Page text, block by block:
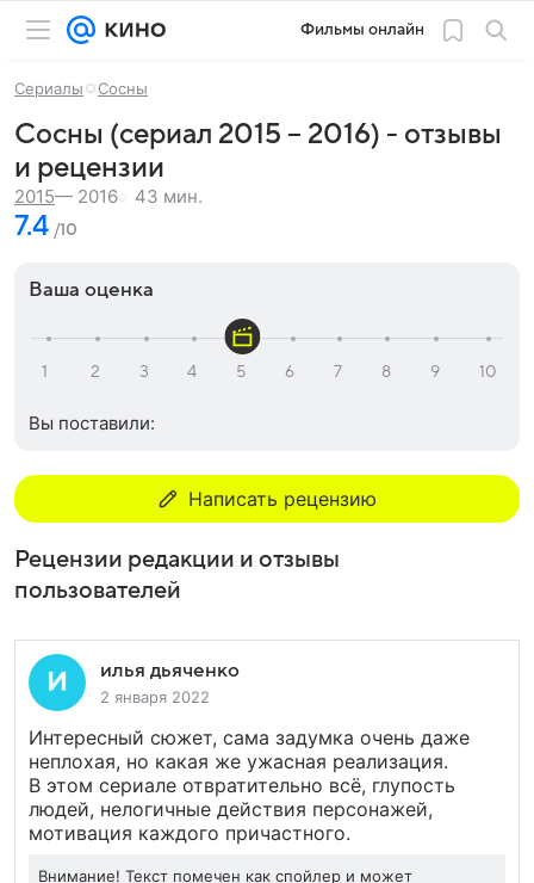
Фильмы онлайн
Сериалы Сосны
Сосны (сериал 2015 – 2016) - отзывы
и рецензии
2015— 2016 43 мин.
7.4 /10
Ваша оценка
Вы поставили:
Написать рецензию
Рецензии редакции и отзывы
пользователей
илья дьяченко
2 января 2022
Интересный сюжет, сама задумка очень даже
неплохая, но какая же ужасная реализация.
В этом сериале отвратительно всё, глупость
людей, нелогичные действия персонажей,
мотивация каждого причастного.
Внимание! Текст помечен как спойлер и может